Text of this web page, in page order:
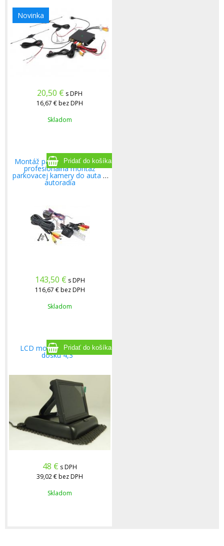
Novinka
20,50 € s DPH
16,67 €bez DPH
Skladom
Montáž parkovacej kamery,
profesionálna montáž
parkovacej kamery do auta a
autoradia
143,50 € s DPH
116,67 € bez DPH
Skladom
LCD monitor na palubnú
dosku 4,3 "
48 € s DPH
39,02 €bez DPH
Skladom